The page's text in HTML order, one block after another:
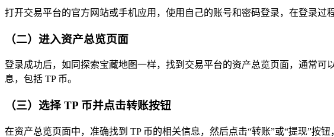
打开交易平台的官方网站或手机应用，使用自己的账号和密码登录，在登录过
（二）进入资产总览页面
登录成功后，如同探索宝藏地图一样，找到交易平台的资产总览页面，通常
息，包括 TP 币。
（三）选择 TP 币并点击转账按钮
在资产总览页面中，准确找到 TP 币的相关信息，然后点击“转账”或“提现”按